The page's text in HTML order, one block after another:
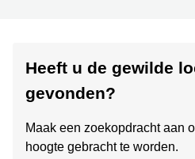
Heeft u de gewilde
gevonden?
Maak een zoekopdracht aan
hoogte gebracht te worden.